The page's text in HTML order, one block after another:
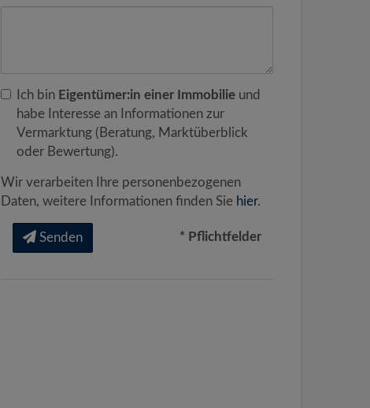
Ich bin Eigentümer:in einer Immobilie und
habe Interesse an Informationen zur
Vermarktung (Beratung, Marktüberblick
oder Bewertung).
Wir verarbeiten Ihre personenbezogenen
Daten, weitere Informationen finden Sie hier.
Senden * Pflichtfelder